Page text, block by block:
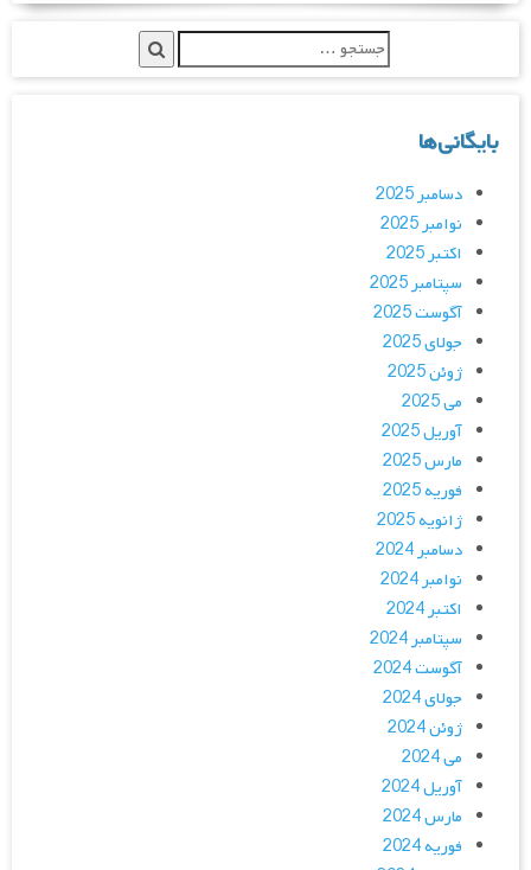
بایگانی‌ها
دسامبر 2025
نوامبر 2025
اکتبر 2025
سپتامبر 2025
آگوست 2025
جولای 2025
ژوئن 2025
می 2025
آوریل 2025
مارس 2025
فوریه 2025
ژانویه 2025
دسامبر 2024
نوامبر 2024
اکتبر 2024
سپتامبر 2024
آگوست 2024
جولای 2024
ژوئن 2024
می 2024
آوریل 2024
مارس 2024
فوریه 2024